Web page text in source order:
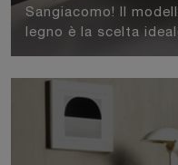
Sangiacomo! Il
legno è la scelta